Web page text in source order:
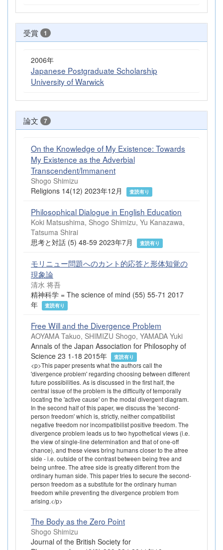
受賞 1
2006年
Japanese Postgraduate Scholarship
University of Warwick
論文 7
On the Knowledge of My Existence: Towards
My Existence as the Adverbial
Transcendent/Immanent
Shogo Shimizu
Religions 14(12) 2023年12月
査読有り
Philosophical Dialogue in English Education
Koki Matsushima, Shogo Shimizu, Yu Kanazawa,
Tatsuma Shirai
思考と対話 (5) 48-59 2023年7月
査読有り
モリニュー問題へのカント的応答と形体知覚の
現象論
清水 将吾
精神科学 = The science of mind (55) 55-71 2017
年
査読有り
Free Will and the Divergence Problem
AOYAMA Takuo, SHIMIZU Shogo, YAMADA Yuki
Annals of the Japan Association for Philosophy of
Science 23 1-18 2015年
査読有り
<p>This paper presents what the authors call the
'divergence problem' regarding choosing between different
future possibilities. As is discussed in the first half, the
central issue of the problem is the difficulty of temporally
locating the 'active cause' on the modal divergent diagram.
In the second half of this paper, we discuss the 'second-
person freedom' which is, strictly, neither compatibilist
negative freedom nor incompatibilist positive freedom. The
divergence problem leads us to two hypothetical views (i.e.
the view of single-line determination and that of one-off
chance), and these views bring humans closer to the afree
side - i.e. outside of the contrast between being free and
being unfree. The afree side is greatly different from the
ordinary human side. This paper tries to secure the second-
person freedom as a substitute for the ordinary human
freedom while preventing the divergence problem from
arising.</p>
The Body as the Zero Point
Shogo Shimizu
Journal of the British Society for